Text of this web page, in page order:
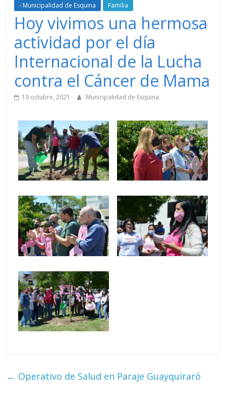
- Municipalidad de Esquina Familia
Hoy vivimos una hermosa
actividad por el día
Internacional de la Lucha
contra el Cáncer de Mama
19 octubre, 2021 Municipalidad de Esquina
← Operativo de Salud en Paraje Guayquiraró